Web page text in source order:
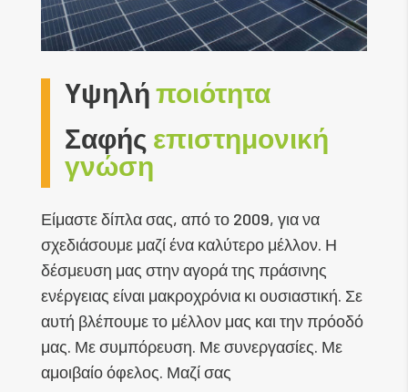
Yψηλήποιότητα
Σαφής επιστημονική
γνώση
Είμαστε δίπλα σας, από το 2009, για να
σχεδιάσουμε μαζί ένα καλύτερο μέλλον. Η
δέσμευση μας στην αγορά της πράσινης
ενέργειας είναι μακροχρόνια κι ουσιαστική. Σε
αυτή βλέπουμε το μέλλον μας και την πρόοδό
μας. Με συμπόρευση. Με συνεργασίες. Με
αμοιβαίο όφελος. Μαζί σας